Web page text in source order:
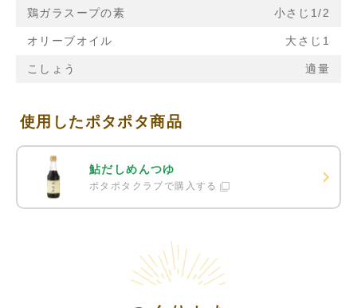
鶏ガラスープの素 小さじ1/2
オリーブオイル 大さじ1
こしょう 適量
使用したポタポタ商品
鮎だしめんつゆ
ポタポタクラブで購入する